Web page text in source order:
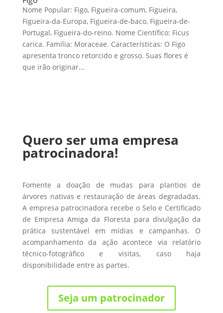
Nome Popular: Figo, Figueira-comum, Figueira,
Figueira-da-Europa, Figueira-de-baco, Figueira-de-
Portugal, Figueira-do-reino. Nome Científico: Ficus
carica. Família: Moraceae. Características: O Figo
apresenta tronco retorcido e grosso. Suas flores é
que irão originar...
Quero ser uma empresa
patrocinadora!
Fomente a doação de mudas para plantios de
árvores nativas e restauração de áreas degradadas.
A empresa patrocinadora recebe o Selo e Certificado
de Empresa Amiga da Floresta para divulgação da
prática sustentável em mídias e campanhas. O
acompanhamento da ação acontece via relatório
técnico-fotográfico e visitas, caso haja
disponibilidade entre as partes.
Seja um patrocinador